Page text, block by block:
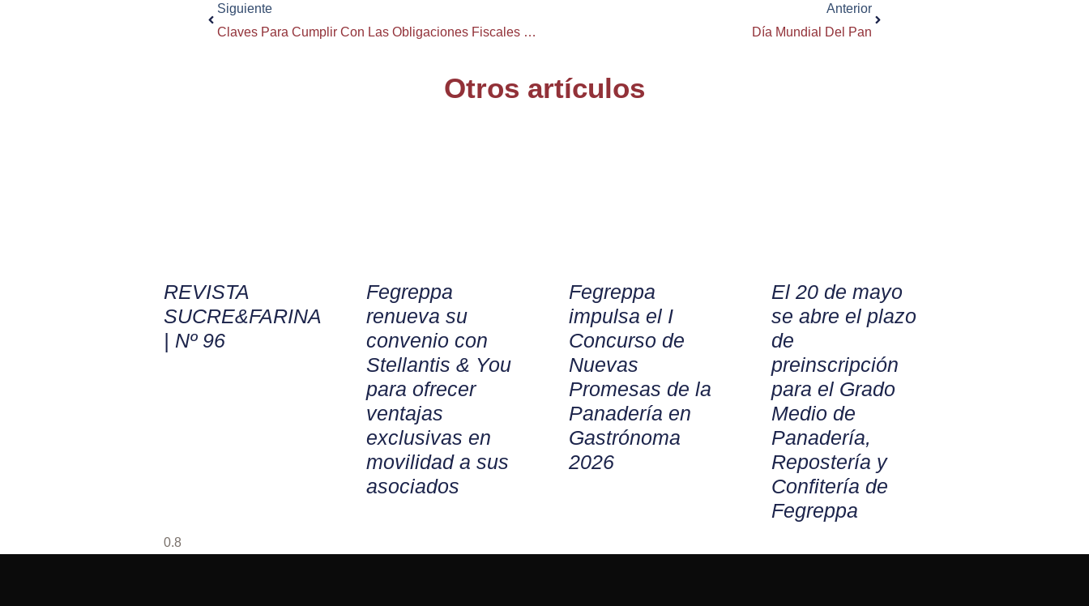
Siguiente
Claves Para Cumplir Con Las Obligaciones Fiscales En El Sector De Panadería Y Pastelería
Anterior
Día Mundial Del Pan
Otros artículos
REVISTA
SUCRE&FARINA
| Nº 96
Fegreppa
renueva su
convenio con
Stellantis & You
para ofrecer
ventajas
exclusivas en
movilidad a sus
asociados
Fegreppa
impulsa el I
Concurso de
Nuevas
Promesas de la
Panadería en
Gastrónoma
2026
El 20 de mayo
se abre el plazo
de
preinscripción
para el Grado
Medio de
Panadería,
Repostería y
Confitería de
Fegreppa